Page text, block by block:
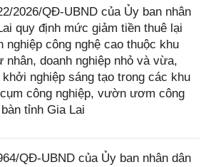
2026/QĐ-UBND của Ủy ban nhân
quy định mức giảm tiền thuê lại
nghiệp công nghệ cao thuộc khu
doanh nghiệp nhỏ và vừa,
khởi nghiệp sáng tạo trong các khu
công nghiệp, vườn ươm công
tỉnh Gia Lai
QĐ-UBND của Ủy ban nhân dân